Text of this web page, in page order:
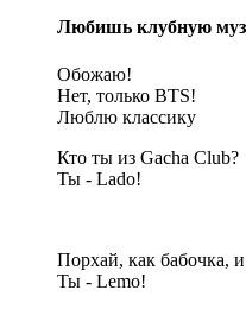
Любишь клубную
Обожаю!
Нет, только BTS!
Люблю классику
Кто ты из Gacha Club?
Ты - Lado!
Порхай, как бабочка,
Ты - Lemo!